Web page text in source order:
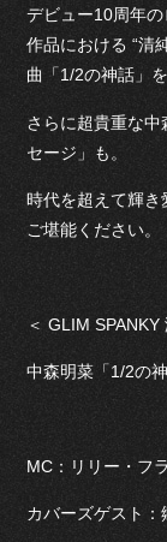
デビュー10周年
作品における “清
曲「1/2の神話」
さらに超貴重な
セージ」も。
時代を超えて輝き
ご堪能ください。
＜ GLIM SPANKY
中森明菜「1/2の神
MC：リリー・フ
カバーズゲスト：